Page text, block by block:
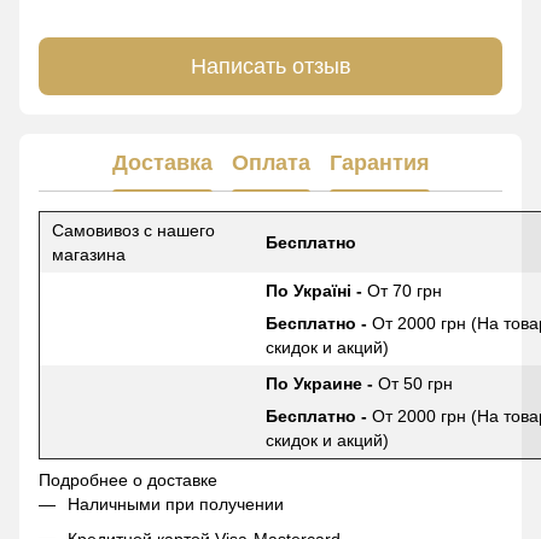
Написать отзыв
Доставка Оплата Гарантия
Самовивоз с нашего
магазина
Бесплатно
По Україні - От 70 грн
Бесплатно - От 2000 грн (На
скидок и акций)
По Украине - От 50 грн
Бесплатно - От 2000 грн (На
скидок и акций)
Подробнее о доставке
Наличными при получении